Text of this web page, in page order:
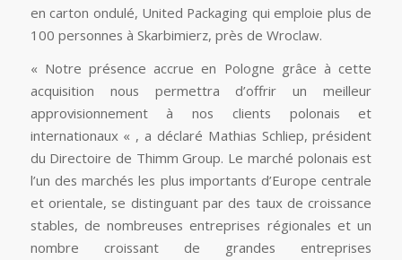
en carton ondulé, United Packaging qui emploie plus de
100 personnes à Skarbimierz, près de Wroclaw.
« Notre présence accrue en Pologne grâce à cette
acquisition nous permettra d’offrir un meilleur
approvisionnement à nos clients polonais et
internationaux « , a déclaré Mathias Schliep, président
du Directoire de Thimm Group. Le marché polonais est
l’un des marchés les plus importants d’Europe centrale
et orientale, se distinguant par des taux de croissance
stables, de nombreuses entreprises régionales et un
nombre croissant de grandes entreprises